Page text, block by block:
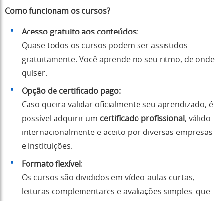
Como funcionam os cursos?
Acesso gratuito aos conteúdos:
Quase todos os cursos podem ser assistidos
gratuitamente. Você aprende no seu ritmo, de onde
quiser.
Opção de certificado pago:
Caso queira validar oficialmente seu aprendizado, é
possível adquirir um certificado profissional , válido
internacionalmente e aceito por diversas empresas
e instituições.
Formato flexível:
Os cursos são divididos em vídeo-aulas curtas,
leituras complementares e avaliações simples, que